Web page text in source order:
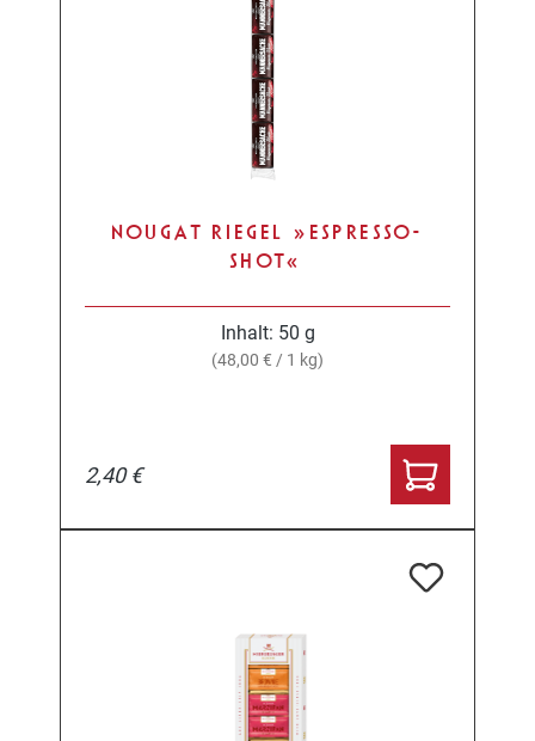
NOUGAT RIEGEL »ESPRESSO-
SHOT«
Inhalt: 50 g
(48,00 € / 1 kg)
2,40 €